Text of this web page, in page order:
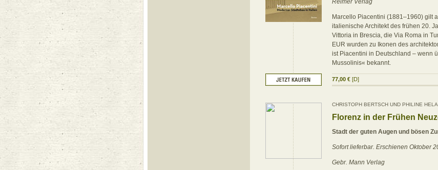
Reimer Verlag
Marcello Piacentini (1881–1960) gilt
italienische Architekt des frühen 20.
Vittoria in Brescia, die Via Roma in
EUR wurden zu Ikonen des
ist Piacentini in Deutschland – wenn
Mussolinis« bekannt.
77,00 € [D]
CHRISTOPH BERTSCH UND PHILINE
Florenz in der Frühen
Stadt der guten Augen und bösen
Sofort lieferbar. Erschienen Oktober
Gebr. Mann Verlag